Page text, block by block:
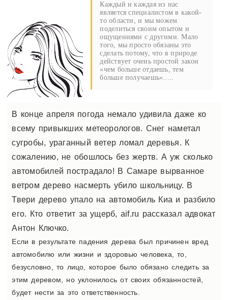
Каждый и каждая из нас
является специалистом в какой-
то области, и мы можем
поделиться своим опытом и
ощущениями с другими. Мало
того, мы просто обязаны это
сделать потому, что в природе
действует очень простой закон
«чем больше отдаешь, тем
больше получаешь».....
В конце апреля погода немало удивила даже ко
всему привыкших метеорологов. Снег наметал
сугробы, ураганный ветер ломал деревья. К
сожалению, не обошлось без жертв. А уж сколько
автомобилей пострадало! В Самаре вырванное
ветром дерево насмерть убило школьницу. В
Твери дерево упало на автомобиль Киа и разбило
его. Кто ответит за ущерб, aif.ru рассказал адвокат
Антон Ключко.
Если в результате падения дерева был причинен вред
автомобилю или жизни и здоровью человека, то,
безусловно, то лицо, которое было обязано следить за
этим деревом, но уклонилось от своих обязанностей,
будет нести за это ответственность.